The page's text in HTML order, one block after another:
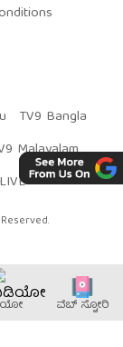
TV9 Bangla
Malayalam
ವೆಬ್​ ಸ್ಟೋರಿ